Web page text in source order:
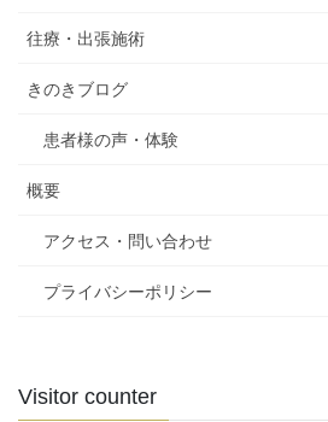
往療・出張施術
きのきブログ
患者様の声・体験
概要
アクセス・問い合わせ
プライバシーポリシー
Visitor counter